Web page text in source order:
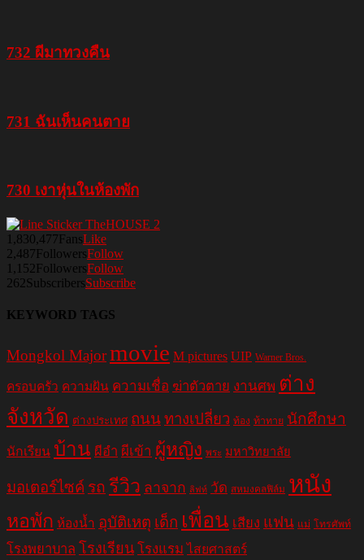
732 ผีมาทวงคืน
731 ฉันเห็นคนตาย
730 เงาหุ่นในห้องพัก
1,830,477FansLike
2,487FollowersFollow
1,152FollowersFollow
262SubscribersSubscribe
KEYWORD TAGS
Mongkol Majormovie M pictures UIP Warner Bros.
ครอบครัว ความฝัน ความเชื่อ ฆ่าตัวตาย งานศพ ต่าง
จังหวัด ต่างประเทศ ถนนทางเปลี่ยว ท้อง ท้าทาย นักศึกษา
นักเรียน บ้าน ผีอำ ผีเข้า ผู้หญิง พระ มหาวิทยาลัย
มอเตอร์ไซค์ รถ รีวิว ลาจาก ลิฟท์ วัด สหมงคลฟิล์ม หนัง
หอพัก ห้องน้ำ อุบัติเหตุ เด็ก เพื่อน เสียง แฟน แม่ โทรศัพท์
โรงพยาบาล โรงเรียน โรงแรม ไสยศาสตร์